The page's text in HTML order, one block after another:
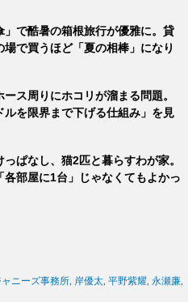
」で酷暑の箱根旅行が優雅に。貸
場で買うほど「夏の相棒」になり
ス周りにホコリが溜まる問題。
ルを限界まで下げる仕組み」を見
ぱなし、猫2匹と暮らすわが家。
各部屋に1台」じゃなくてもよかっ
ャニーズ事務所 岸優太 平野紫耀 永瀬廉